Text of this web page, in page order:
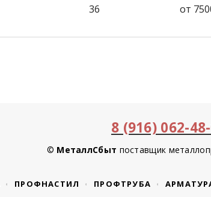
36 от
8 (916) 062-
© МеталлСбыт поставщик
ПРОФНАСТИЛ ПРОФТРУБА